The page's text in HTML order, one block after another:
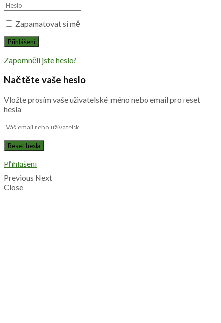
Zapamatovat si mě
Zapomněli jste heslo?
Načtěte vaše heslo
Vložte prosím vaše uživatelské jméno nebo email pro reset
hesla
Přihlášení
Previous Next
Close